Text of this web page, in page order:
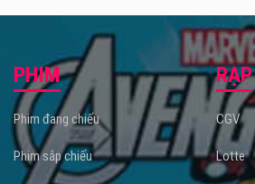
Phim mới Kẻ Kiến Tạo khởi chiếu
toàn quốc.
PHIM
Phim đang chiếu
Phim sắp chiếu
RẠP
CGV
Lotte